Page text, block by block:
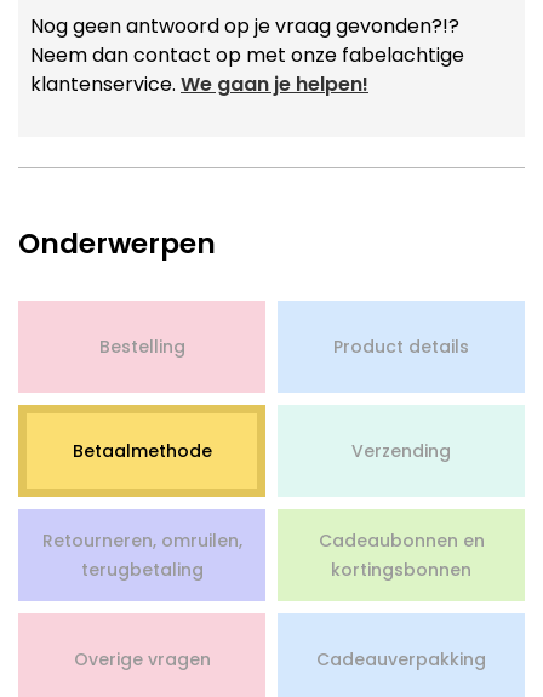
Nog geen antwoord op je vraag gevonden?!?
Neem dan contact op met onze fabelachtige
klantenservice. We gaan je helpen!
Onderwerpen
Bestelling Product details
Betaalmethode Verzending
Retourneren, omruilen,
terugbetaling
Cadeaubonnen en
kortingsbonnen
Overige vragen Cadeauverpakking